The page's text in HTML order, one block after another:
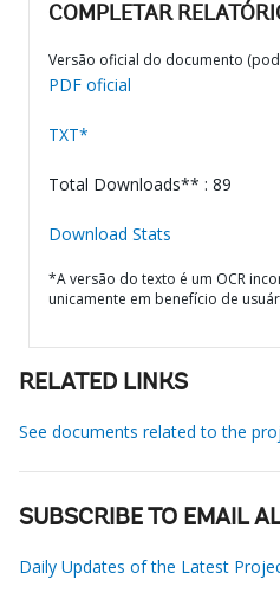
COMPLETAR
Versão oficial do documento
PDF oficial
TXT*
Total Downloads** : 89
Download Stats
*A versão do texto é um OCR
unicamente em benefício de
RELATED LINKS
See documents related to the
SUBSCRIBE TO EMAIL
Daily Updates of the Latest